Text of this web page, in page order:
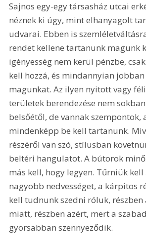
Sajnos egy-egy társasház utcai
néznek ki úgy, mint elhanyagolt
udvarai. Ebben is
rendet kellene tartanunk magunk
igényesség nem kerül pénzbe,
kell hozzá, és mindannyian jobban
magunkat. Az ilyen nyitott vagy
területek berendezése nem
belsőétől, de vannak szempontok,
mindenképp be kell tartanunk.
részéről van szó, stílusban
beltéri hangulatot. A bútorok
más kell, hogy legyen. Tűrniük kell
nagyobb nedvességet, a kárpitos
kell tudnunk szedni róluk, részben
miatt, részben azért, mert a
gyorsabban szennyeződik.